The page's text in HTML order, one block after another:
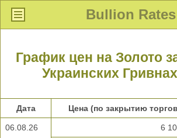
Bullion Rates
График цен на Золото
Украинских
Дата Цена (по закрытию
06.08.26 6